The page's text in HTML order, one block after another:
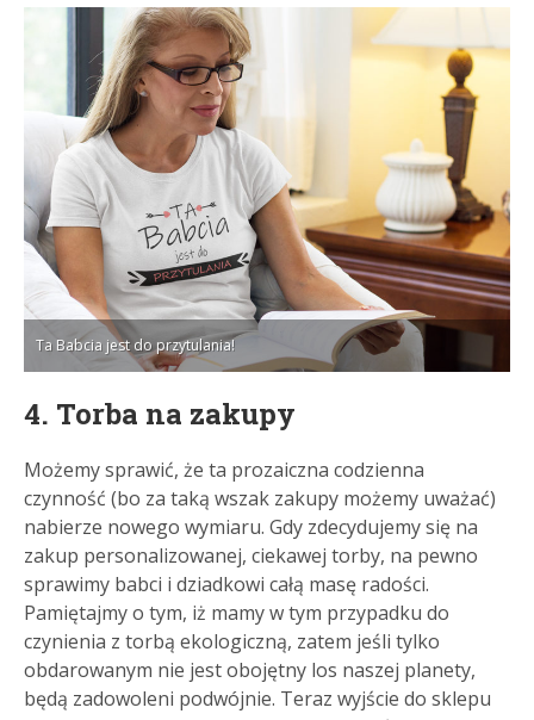
Ta Babcia jest do przytulania!
4. Torba na zakupy
Możemy sprawić, że ta prozaiczna codzienna
czynność (bo za taką wszak zakupy możemy uważać)
nabierze nowego wymiaru. Gdy zdecydujemy się na
zakup personalizowanej, ciekawej torby, na pewno
sprawimy babci i dziadkowi całą masę radości.
Pamiętajmy o tym, iż mamy w tym przypadku do
czynienia z torbą ekologiczną, zatem jeśli tylko
obdarowanym nie jest obojętny los naszej planety,
będą zadowoleni podwójnie. Teraz wyjście do sklepu